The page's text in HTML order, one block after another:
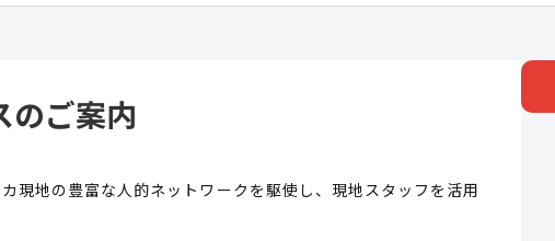
のご案内
現地の豊富な人的ネットワークを駆使し、現地スタッフを活用